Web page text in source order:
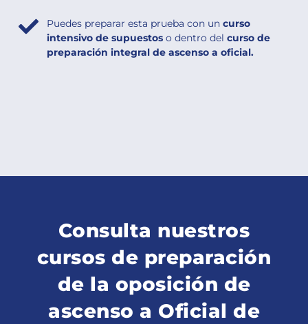
Puedes preparar esta prueba con uncurso
intensivo de supuestos o dentro delcurso de
preparación integral de ascenso a oficial.
Consulta nuestros
cursos de preparación
de la oposición de
ascenso a Oficial de